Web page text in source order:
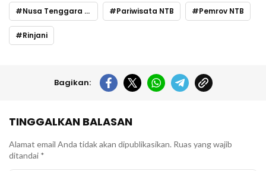
Nusa Tenggara Barat Pariwisata NTB Pemrov NTB
Rinjani
Bagikan:
TINGGALKAN BALASAN
Alamat email Anda tidak akan dipublikasikan. Ruas yang wajib
ditandai *